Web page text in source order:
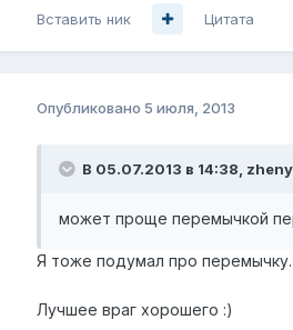
Вставить ник Цитата
Опубликовано 5 июля, 2013
В 05.07.2013 в 14:38,
может проще перемычкой
Я тоже подумал про
Лучшее враг хорошего :)